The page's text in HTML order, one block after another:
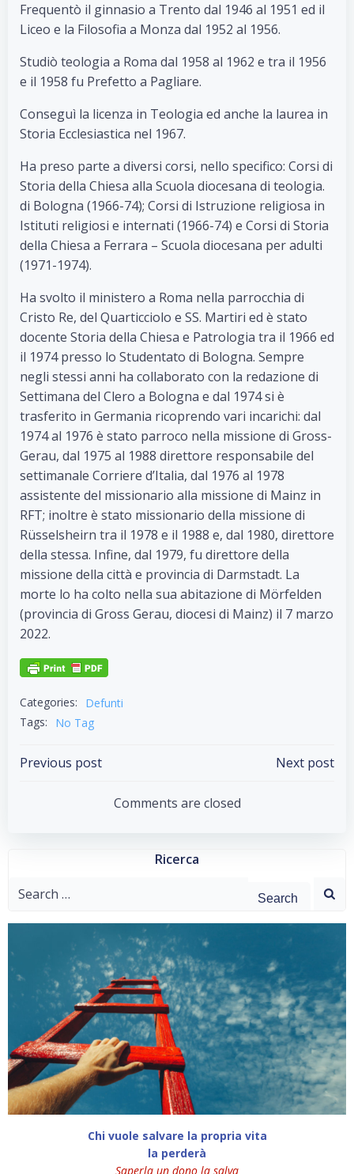
Frequentò il ginnasio a Trento dal 1946 al 1951 ed il
Liceo e la Filosofia a Monza dal 1952 al 1956.
Studiò teologia a Roma dal 1958 al 1962 e tra il 1956
e il 1958 fu Prefetto a Pagliare.
Conseguì la licenza in Teologia ed anche la laurea in
Storia Ecclesiastica nel 1967.
Ha preso parte a diversi corsi, nello specifico: Corsi di
Storia della Chiesa alla Scuola diocesana di teologia.
di Bologna (1966-74); Corsi di Istruzione religiosa in
Istituti religiosi e internati (1966-74) e Corsi di Storia
della Chiesa a Ferrara – Scuola diocesana per adulti
(1971-1974).
Ha svolto il ministero a Roma nella parrocchia di
Cristo Re, del Quarticciolo e SS. Martiri ed è stato
docente Storia della Chiesa e Patrologia tra il 1966 ed
il 1974 presso lo Studentato di Bologna. Sempre
negli stessi anni ha collaborato con la redazione di
Settimana del Clero a Bologna e dal 1974 si è
trasferito in Germania ricoprendo vari incarichi: dal
1974 al 1976 è stato parroco nella missione di Gross-
Gerau, dal 1975 al 1988 direttore responsabile del
settimanale Corriere d’Italia, dal 1976 al 1978
assistente del missionario alla missione di Mainz in
RFT; inoltre è stato missionario della missione di
Rüsselsheirn tra il 1978 e il 1988 e, dal 1980, direttore
della stessa. Infine, dal 1979, fu direttore della
missione della città e provincia di Darmstadt. La
morte lo ha colto nella sua abitazione di Mörfelden
(provincia di Gross Gerau, diocesi di Mainz) il 7 marzo
2022.
Categories:
Defunti
Tags:
No Tag
Post
navigation
Previous post
navigation
Next post
Comments are closed
Ricerca
Search
Chi vuole salvare la propria vita
la perderà
Saperla un dono la salva